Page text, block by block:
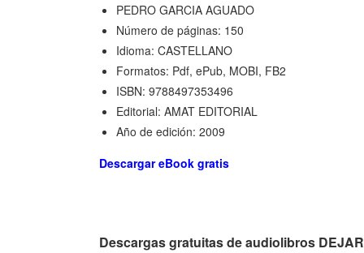
PEDRO GARCIA AGUADO
Número de páginas: 150
Idioma: CASTELLANO
Formatos: Pdf, ePub, MOBI, FB2
ISBN: 9788497353496
Editorial: AMAT EDITORIAL
Año de edición: 2009
Descargar eBook gratis
Descargas gratuitas de audiolibros